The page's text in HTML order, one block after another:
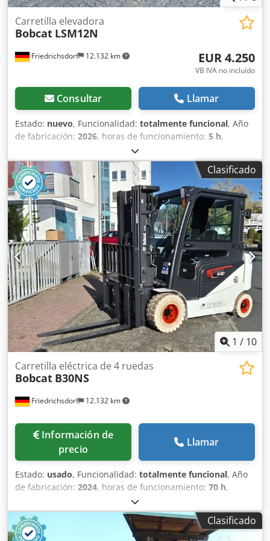
Friedrichsdorf 12.132 km
Carretilla elevadora
Bobcat LSM12N
EUR 4.250
VB IVA no incluído
Consultar Llamar
Estado: nuevo, Funcionalidad: totalmente funcional, Año
de fabricación: 2026, horas de funcionamiento: 5 h,
1.200 kg, altura de elevación:
mm, tipo de combustible:eléctrico, tipo de mástil:dúplex,
altura de construcción: 2.150 mm
, longitud de la horquilla:
1.150 mm
, peso en vacío: 585 kg, longitud total:1.710 mm
tipo de accionamiento: Elektro , ancho de construcción:
800 mm , Apilador Centro de carga: 600 mm Ancho de
horquillas: 180 mm Grosor de horquillas: 60 mm Tipo de
mástil: Dúplex Estado: Nuevo Estado técnico: Nuevo
Credpfx Aey Uz Sqen Hjf Tipo de neumático delantero:
Poliuretano Estado del neumático delantero: 80 - 100%
Tipo de neumático trasero: Poliuretano Estado del
neumático trasero: 80 - 100% Batería Voltios: 24V Batería
Ah: 60Ah Tipo de batería: Ion de litio Año de fabricación de
la batería: 2026 Estado de la batería: 80 - 100% Certificado
CE, Batería de ion de litio libre de mantenimiento 24 V
Clasificado
1 / 10
Friedrichsdorf 12.132 km
Carretilla eléctrica de 4 ruedas
Bobcat B30NS
Información de
precio
Llamar
Estado: usado, Funcionalidad: totalmente funcional, Año
de fabricación: 2024, horas de funcionamiento: 70 h,
3.000 kg, altura de elevación:
mm, ascensor libre:1.475 mm, tipo de combustible:
eléctrico
triple, altura de construcción:
2.145 mm
16 kW (21,75 CV) , anchura del
Clasificado